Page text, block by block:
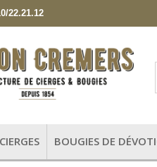
22.21.12
CIERGES BOUGIES DE